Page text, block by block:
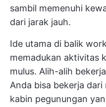
sambil memenuhi
dari jarak jauh.
Ide utama di balik
memadukan aktivitas
mulus. Alih-alih
Anda bisa bekerja
kabin pegunungan